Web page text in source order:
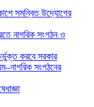
সমন্বিত উদ্যোগের
নাগরিক সংগঠন ও
করবে সরকার
সংগঠনের